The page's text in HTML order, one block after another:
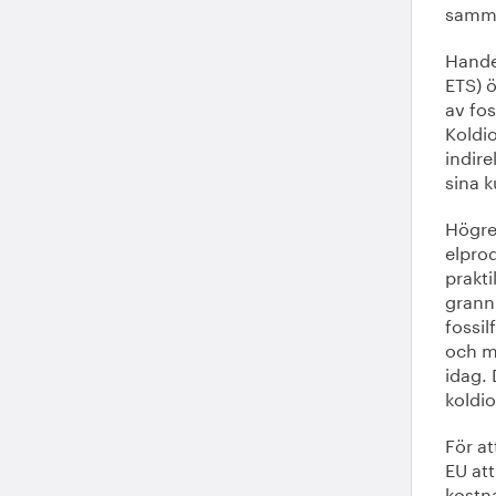
ETS)
av
sina
och
idag.
För
EU